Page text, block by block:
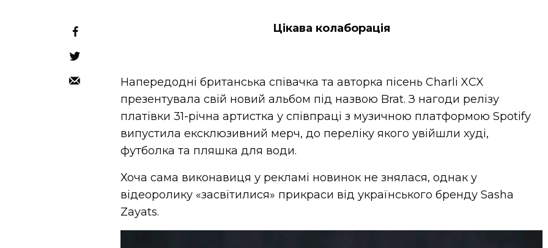
Цікава колаборація
Напередодні британська співачка та авторка пісень Charli XCX
презентувала свій новий альбом під назвою Brat. З нагоди релізу
платівки 31-річна артистка у співпраці з музичною платформою Spotify
випустила ексклюзивний мерч, до переліку якого увійшли худі,
футболка та пляшка для води.
Хоча сама виконавиця у рекламі новинок не знялася, однак у
відеоролику «засвітилися» прикраси від українського бренду Sasha
Zayats.